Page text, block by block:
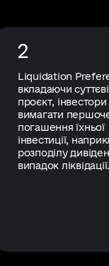
2
Liquidation
вкладаючи
проєкт,
вимагати
погашення їхньої
інвестиції,
розподілу
випадок